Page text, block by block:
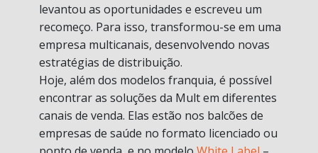
levantou as oportunidades e escreveu um
recomeço. Para isso, transformou-se em uma
empresa multicanais, desenvolvendo novas
estratégias de distribuição.
Hoje, além dos modelos franquia, é possível
encontrar as soluções da Mult em diferentes
canais de venda. Elas estão nos balcões de
empresas de saúde no formato licenciado ou